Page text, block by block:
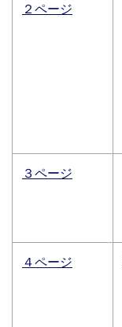
２ページ
３ページ
４ページ